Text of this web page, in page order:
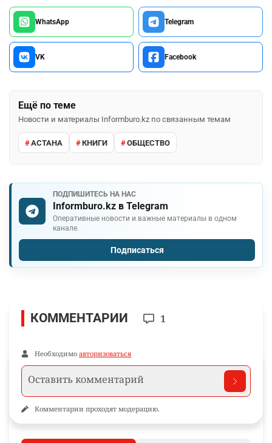
WhatsApp Telegram
VK Facebook
Ещё по теме
Новости и материалы Informburo.kz по связанным темам
АСТАНА КНИГИ ОБЩЕСТВО
ПОДПИШИТЕСЬ НА НАС
Informburo.kz в Telegram
Оперативные новости и важные материалы в одном
канале.
Подписаться
КОММЕНТАРИИ 1
Необходимо авторизоваться
Комментарии проходят модерацию.